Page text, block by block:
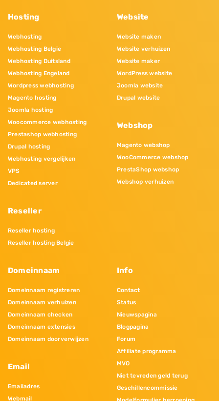
Hosting
Webhosting
Webhosting Belgie
Webhosting Duitsland
Webhosting Engeland
Wordpress webhosting
Magento hosting
Joomla hosting
Woocommerce webhosting
Prestashop webhosting
Drupal hosting
Webhosting vergelijken
VPS
Dedicated server
Reseller
Reseller hosting
Reseller hosting Belgie
Website
Website maken
Website verhuizen
Website maker
WordPress website
Joomla website
Drupal website
Webshop
Magento webshop
WooCommerce webshop
PrestaShop webshop
Webshop verhuizen
Domeinnaam
Domeinnaam registreren
Domeinnaam verhuizen
Domeinnaam checken
Domeinnaam extensies
Domeinnaam doorverwijzen
Email
Emailadres
Webmail
Info
Contact
Status
Nieuwspagina
Blogpagina
Forum
Affiliate programma
MVO
Niet tevreden geld terug
Geschillencommissie